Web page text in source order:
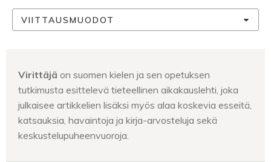
VIITTAUSMUODOT
Virittäjä on suomen kielen ja sen opetuksen
tutkimusta esittelevä tieteellinen aikakauslehti, joka
julkaisee artikkelien lisäksi myös alaa koskevia esseitä,
katsauksia, havaintoja ja kirja-arvosteluja sekä
keskustelupuheenvuoroja.